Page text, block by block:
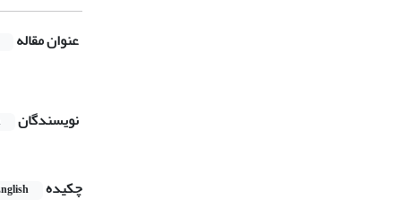
عنوان مقاله
نویسندگان
چکیده